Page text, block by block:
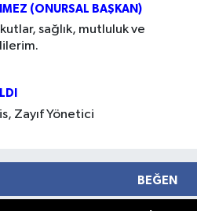
(ONURSAL BAŞKAN)
kutlar, sağlık, mutluluk ve
Zayıf Yönetici
BEĞEN